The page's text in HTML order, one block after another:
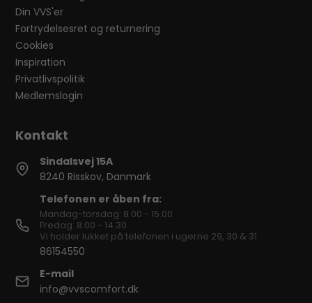
Din VVS'er
Fortrydelsesret og returnering
Cookies
Inspiration
Privatlivspolitik
Medlemslogin
Sindalsvej 15A
8240 Risskov, Danmark
Telefonen er åben fra:
Mandag-torsdag: 8.00 - 15.00
Fredag: 8.00 - 14.30
Vi holder lukket på telefonen i ugerne 29, 30 & 31
86154550
E-mail
info@vvscomfort.dk